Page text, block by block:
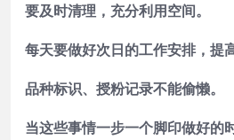
要及时清理，充分利用空间。
每天要做好次日的工作安排，提
品种标识、授粉记录不能偷懒。
当这些事情一步一个脚印做好的